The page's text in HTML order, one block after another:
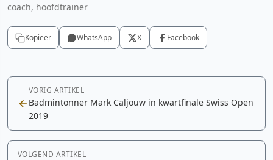
coach, hoofdtrainer
Kopieer WhatsApp X Facebook
VORIG ARTIKEL
Badmintonner Mark Caljouw in kwartfinale Swiss Open
2019
VOLGEND ARTIKEL